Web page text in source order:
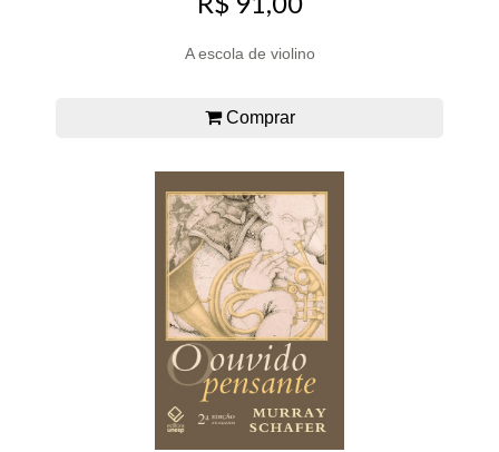
A escola de violino
Comprar